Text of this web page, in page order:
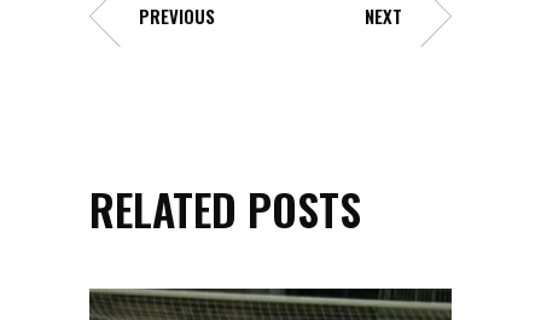
PREVIOUS NEXT
RELATED POSTS